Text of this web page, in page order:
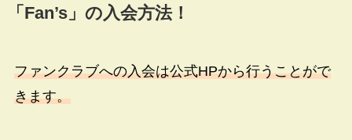
「Fan’s」の入会方法！
ファンクラブへの入会は公式HPから行うことがで
きます。